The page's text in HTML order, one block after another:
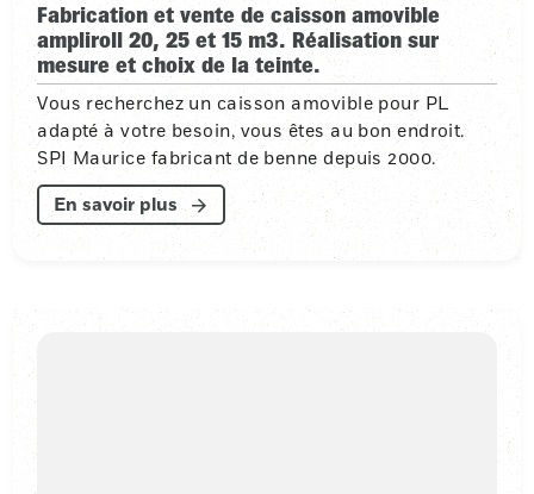
Fabrication et vente de caisson amovible
ampliroll 20, 25 et 15 m3. Réalisation sur
mesure et choix de la teinte.
Vous recherchez un caisson amovible pour PL
adapté à votre besoin, vous êtes au bon endroit.
SPI Maurice fabricant de benne depuis 2000.
En savoir plus